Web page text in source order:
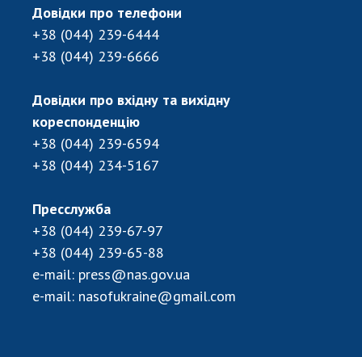
Довідки про телефони
+38 (044) 239-6444
+38 (044) 239-6666
Довідки про вхідну та вихідну
кореспонденцію
+38 (044) 239-6594
+38 (044) 234-5167
Пресслужба
+38 (044) 239-67-97
+38 (044) 239-65-88
e-mail: press@nas.gov.ua
e-mail: nasofukraine@gmail.com